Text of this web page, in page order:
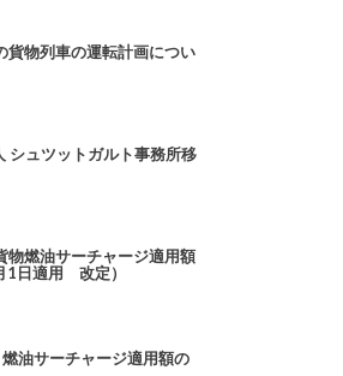
貨物列車の運転計画につい
シュツットガルト事務所移
物燃油サーチャージ適用額
1日適用 改定）
油サーチャージ適用額の